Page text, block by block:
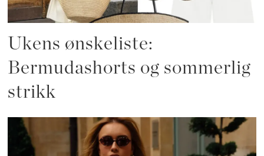
Ukens ønskeliste:
Bermudashorts og sommerlig
strikk